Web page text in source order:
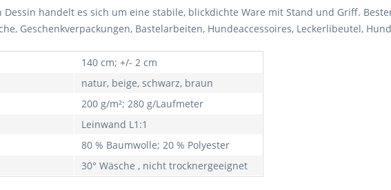
handelt es sich um eine stabile, blickdichte Ware mit Stand und Griff.
Geschenkverpackungen, Bastelarbeiten, Hundeaccessoires, Leckerlibeutel,
140 cm; +/- 2 cm
natur, beige, schwarz, braun
200 g/m²; 280 g/Laufmeter
Leinwand L1:1
80 % Baumwolle; 20 % Polyester
30° Wäsche , nicht trocknergeeignet